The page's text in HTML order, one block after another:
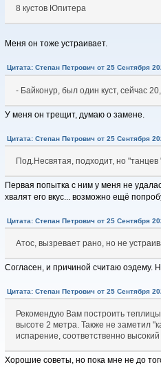
8 кустов Юпитера
Меня он тоже устраивает.
Цитата: Степан Петрович от 25 Сентября
- Байконур, был один куст, сейчас
У меня он трещит, думаю о замене.
Цитата: Степан Петрович от 25 Сентября
Под.Несвятая, подходит, но "танцев
Первая попытка с ним у меня не
хвалят его вкус... возможно ещё
Цитата: Степан Петрович от 25 Сентября
Атос, вызревает рано, но не
Согласен, и причиной считаю оэдему.
Цитата: Степан Петрович от 25 Сентября
Рекомендую Вам построить
высоте 2 метра. Также не заметил
испарение, соответственно
Хорошие советы, но пока мне не до